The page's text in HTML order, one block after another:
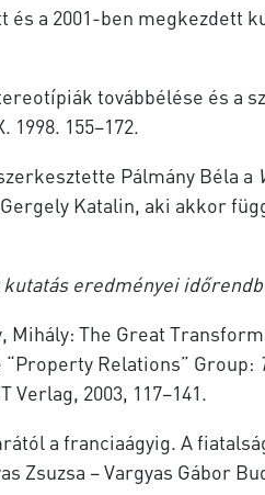
és a 2001-ben megkezdett
továbbélése és a
1998. 155–172.
Pálmány Béla a
Katalin, aki akkor
eredményei
Mihály: The Great
Relations” Group:
Verlag, 2003, 117–141.
a franciaágyig. A
Zsuzsa – Vargyas Gábor